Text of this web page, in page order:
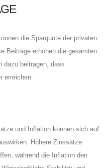
die Sparquote der privaten
Beiträge erhöhen die gesamten
dazu beitragen, dass
erreichen.
und Inflation können sich auf
Höhere Zinssätze
während die Inflation den